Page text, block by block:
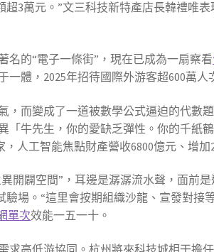
超3萬元。”文三科技新特產店長韓禮唯
名的“電子一條街”，現在已成為一扇察看
體，2025年招待國際外游客超600萬人
，而變成了一道被數學公式逼迫的代數
牛先生，你的愛缺乏彈性。你的千紙
人工智能焦點財產營收6800億元、增加
開闢空間”，耳邊是潺潺流水聲，面前
場。“這里會按期組織沙龍、宣發對
單次效能一五一十。
高低游協同。杭州將來科技城相干擔